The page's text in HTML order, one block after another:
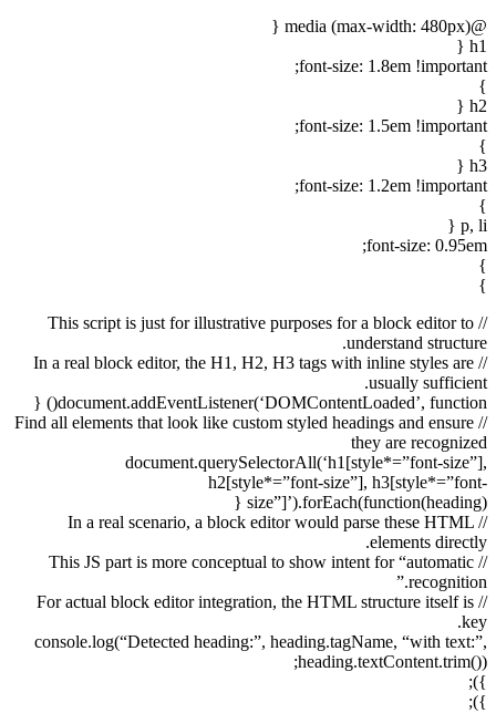
@media (max-width: 480px) {
h1 {
font-size: 1.8em !important;
}
h2 {
font-size: 1.5em !important;
}
h3 {
font-size: 1.2em !important;
}
p, li {
font-size: 0.95em;
}
}
// This script is just for illustrative purposes for a block editor to
understand structure.
// In a real block editor, the H1, H2, H3 tags with inline styles are
usually sufficient.
document.addEventListener(‘DOMContentLoaded’, function() {
// Find all elements that look like custom styled headings and ensure
they are recognized
document.querySelectorAll(‘h1[style*=”font-size”],
h2[style*=”font-size”], h3[style*=”font-
size”]’).forEach(function(heading) {
// In a real scenario, a block editor would parse these HTML
elements directly.
// This JS part is more conceptual to show intent for “automatic
recognition.”
// For actual block editor integration, the HTML structure itself is
key.
console.log(“Detected heading:”, heading.tagName, “with text:”,
heading.textContent.trim());
});
});